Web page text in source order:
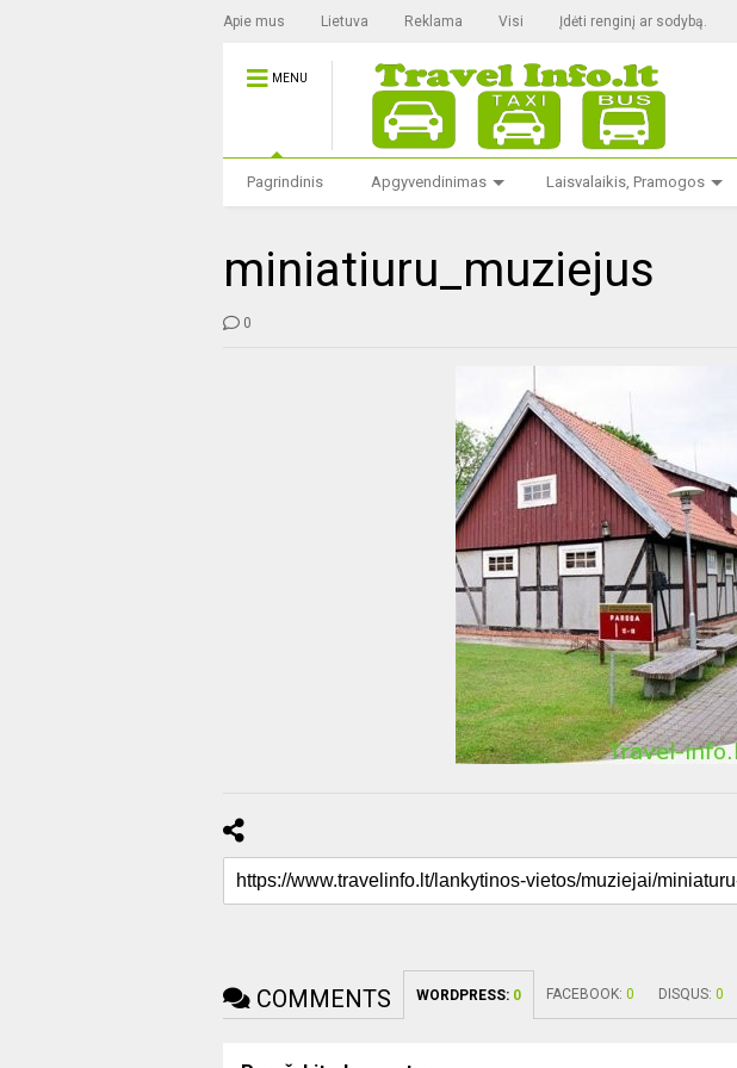
Apie mus Lietuva Reklama Visi Įdėti renginį ar sodybą.
MENU
Pagrindinis Apgyvendinimas Laisvalaikis, Pramogos
miniatiuru_muziejus
0
COMMENTS WORDPRESS: 0 FACEBOOK: 0 DISQUS: 0